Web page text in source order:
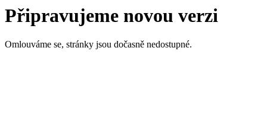
Připravujeme novou verzi
Omlouváme se, stránky jsou dočasně nedostupné.